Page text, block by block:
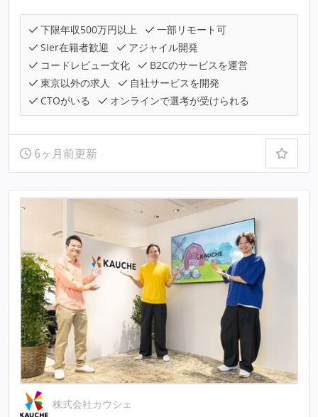
下限年収500万円以上
一部リモート可
SIer在籍者歓迎
アジャイル開発
コードレビュー文化
B2Cのサービスを運営
東京以外の求人
自社サービスを開発
CTOがいる
オンラインで選考が受けられる
6ヶ月前更新
株式会社カウシェ